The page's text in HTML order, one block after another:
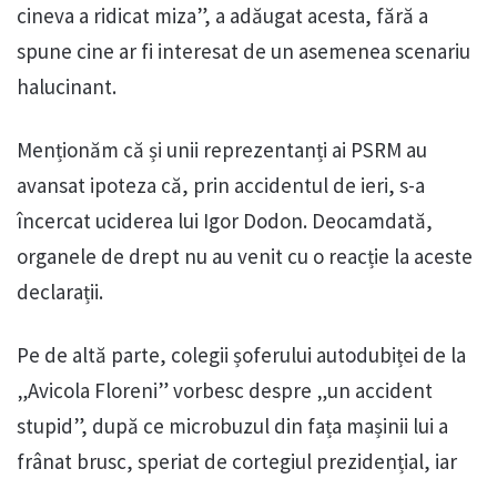
cineva a ridicat miza”, a adăugat acesta, fără a
spune cine ar fi interesat de un asemenea scenariu
halucinant.
Menționăm că și unii reprezentanți ai PSRM au
avansat ipoteza că, prin accidentul de ieri, s-a
încercat uciderea lui Igor Dodon. Deocamdată,
organele de drept nu au venit cu o reacție la aceste
declarații.
Pe de altă parte, colegii șoferului autodubiței de la
„Avicola Floreni” vorbesc despre „un accident
stupid”, după ce microbuzul din fața mașinii lui a
frânat brusc, speriat de cortegiul prezidențial, iar